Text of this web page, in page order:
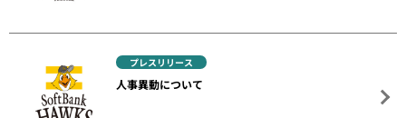
プレスリリース
人事異動について